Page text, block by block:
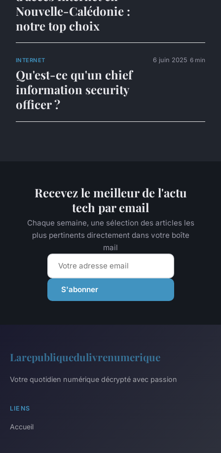
Nouvelle-Calédonie :
notre top choix
INTERNET
Qu'est-ce qu'un chief
information security
officer ?
6 juin 2025 6 min
Recevez le meilleur de l'actu
tech par email
Chaque semaine, une sélection des articles les
plus pertinents directement dans votre boîte
mail
S'abonner
Larepubliquedulivrenumerique
Votre quotidien numérique décrypté avec passion
LIENS
Accueil